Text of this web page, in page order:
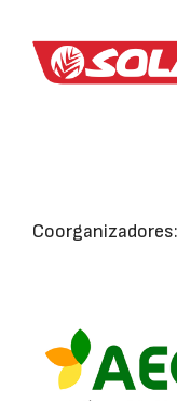
Coorganizadores: